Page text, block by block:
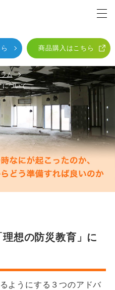
商品購入はこちら
ム
について
理想の防災教育」に
ようにする３つのアドバ